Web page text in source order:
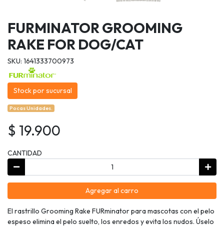
FURMINATOR GROOMING
RAKE FOR DOG/CAT
SKU: 1641333700973
Stock por sucursal
Pocas Unidades.
$ 19.900
CANTIDAD
Agregar al carro
El rastrillo Grooming Rake FURminator para mascotas con el pelo
espeso elimina el pelo suelto, los enredos y evita los nudos. Úselo